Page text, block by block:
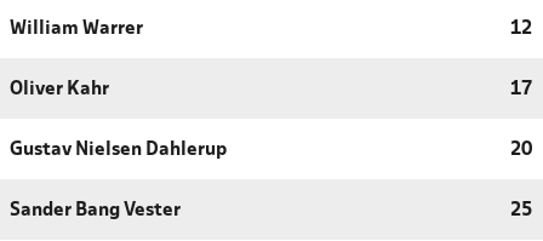
William Warrer 12
Oliver Kahr 17
Gustav Nielsen Dahlerup 20
Sander Bang Vester 25